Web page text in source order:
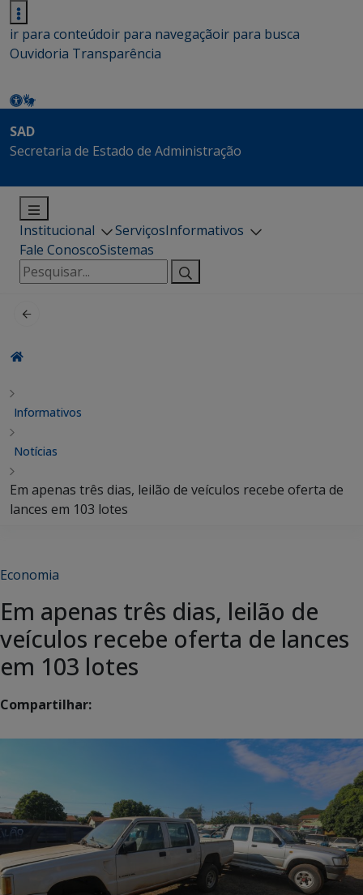
ir para conteúdoir para navegaçãoir para busca
Ouvidoria Transparência
SAD
Secretaria de Estado de Administração
Institucional ServiçosInformativos
Fale ConoscoSistemas
Pesquisar
por:
Informativos
Notícias
Em apenas três dias, leilão de veículos recebe oferta de
lances em 103 lotes
Economia
Em apenas três dias, leilão de
veículos recebe oferta de lances
em 103 lotes
Compartilhar: